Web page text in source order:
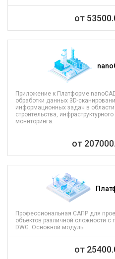
от
Приложение к Платформе
обработки данных 3D-
информационных задач в
строительства,
мониторинга.
от
Профессиональная САПР для
объектов различной сложности
DWG. Основной модуль.
от